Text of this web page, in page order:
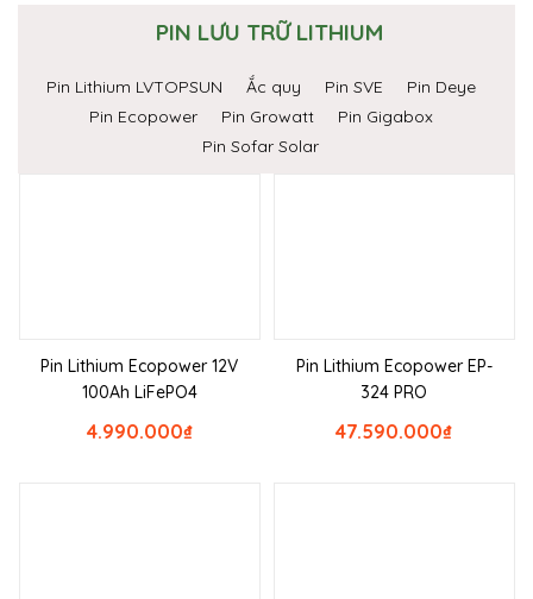
PIN LƯU TRỮ LITHIUM
Pin Lithium LVTOPSUN Ắc quy Pin SVE
Pin Deye
Pin Ecopower
Pin Growatt
Pin Gigabox
Pin Sofar Solar
Pin Lithium Ecopower 12V
100Ah LiFePO4
₫
4.990.000
Pin Lithium Ecopower EP-
324 PRO
₫
47.590.000